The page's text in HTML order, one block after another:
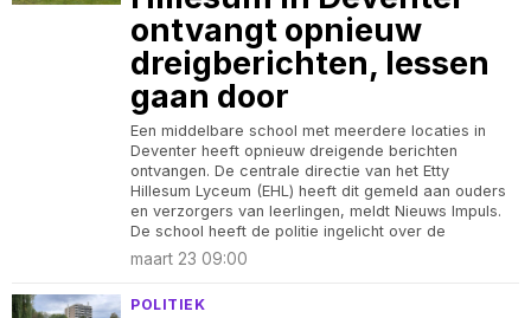
ontvangt opnieuw
dreigberichten, lessen
gaan door
Een middelbare school met meerdere locaties in
Deventer heeft opnieuw dreigende berichten
ontvangen. De centrale directie van het Etty
Hillesum Lyceum (EHL) heeft dit gemeld aan ouders
en verzorgers van leerlingen, meldt Nieuws Impuls.
De school heeft de politie ingelicht over de
maart 23 09:00
POLITIEK